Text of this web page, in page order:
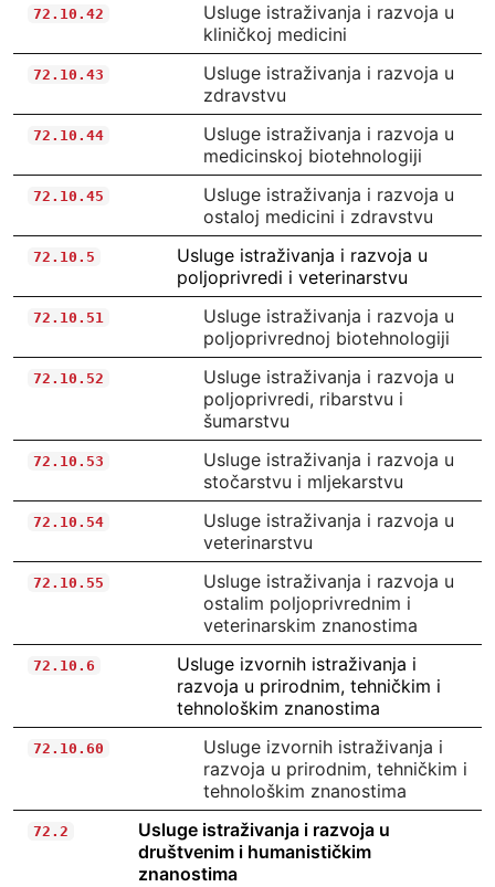
72.10.42
Usluge istraživanja i razvoja u
kliničkoj medicini
72.10.43
Usluge istraživanja i razvoja u
zdravstvu
72.10.44
Usluge istraživanja i razvoja u
medicinskoj biotehnologiji
72.10.45
Usluge istraživanja i razvoja u
ostaloj medicini i zdravstvu
72.10.5
Usluge istraživanja i razvoja u
poljoprivredi i veterinarstvu
72.10.51
Usluge istraživanja i razvoja u
poljoprivrednoj biotehnologiji
72.10.52
Usluge istraživanja i razvoja u
poljoprivredi, ribarstvu i
šumarstvu
72.10.53
Usluge istraživanja i razvoja u
stočarstvu i mljekarstvu
72.10.54
Usluge istraživanja i razvoja u
veterinarstvu
72.10.55
Usluge istraživanja i razvoja u
ostalim poljoprivrednim i
veterinarskim znanostima
72.10.6
Usluge izvornih istraživanja i
razvoja u prirodnim, tehničkim i
tehnološkim znanostima
72.10.60
Usluge izvornih istraživanja i
razvoja u prirodnim, tehničkim i
tehnološkim znanostima
72.2
Usluge istraživanja i razvoja u
društvenim i humanističkim
znanostima